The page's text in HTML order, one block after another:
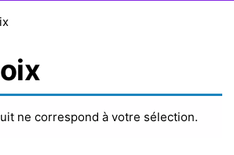
ne correspond à votre sélection.